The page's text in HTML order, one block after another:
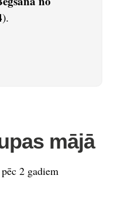
).
mājā
2 gadiem